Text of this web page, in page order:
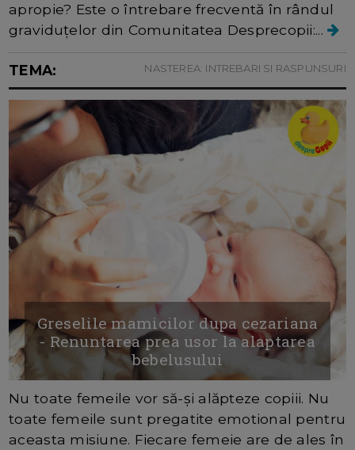
apropie? Este o întrebare frecventă în rândul
graviduțelor din Comunitatea Desprecopii:...
TEMA: NASTEREA: INTREBARI SI RASPUNSURI
Greselile mamicilor dupa cezariana
- Renuntarea prea usor la alaptarea
bebelusului
Nu toate femeile vor să-și alăpteze copiii. Nu
toate femeile sunt pregatite emotional pentru
aceasta misiune. Fiecare femeie are de ales în